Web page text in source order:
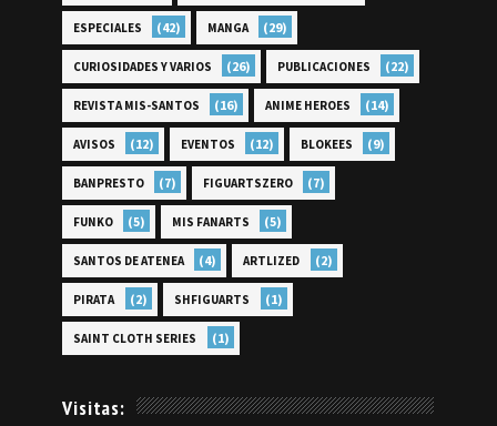
ESPECIALES (42) MANGA (29)
CURIOSIDADES Y VARIOS (26) PUBLICACIONES (22)
REVISTA MIS-SANTOS (16) ANIME HEROES (14)
AVISOS (12) EVENTOS (12) BLOKEES (9)
BANPRESTO (7) FIGUARTSZERO (7)
FUNKO (5) MIS FANARTS (5)
SANTOS DE ATENEA (4) ARTLIZED (2)
PIRATA (2) SHFIGUARTS (1)
SAINT CLOTH SERIES (1)
Visitas: